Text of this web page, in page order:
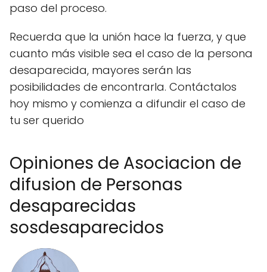
paso del proceso.
Recuerda que la unión hace la fuerza, y que
cuanto más visible sea el caso de la persona
desaparecida, mayores serán las
posibilidades de encontrarla. Contáctalos
hoy mismo y comienza a difundir el caso de
tu ser querido
Opiniones de Asociacion de
difusion de Personas
desaparecidas
sosdesaparecidos